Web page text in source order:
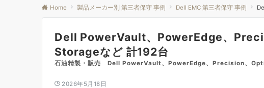
Home 製品メーカー別 第三者保守 事例 Dell EMC 第三者保守 事例
Dell PowerVault、PowerEdge、
Storageなど 計192台
石油精製・販売 Dell PowerVault、PowerEdge、Precision、
2026年5月18日